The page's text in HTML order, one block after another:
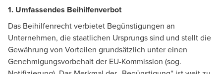
1. Umfassendes Beihilfenverbot
Das Beihilfenrecht verbietet Begünstigungen an
Unternehmen, die staatlichen Ursprungs sind und stellt die
Gewährung von Vorteilen grundsätzlich unter einen
Genehmigungsvorbehalt der EU-Kommission (sog.